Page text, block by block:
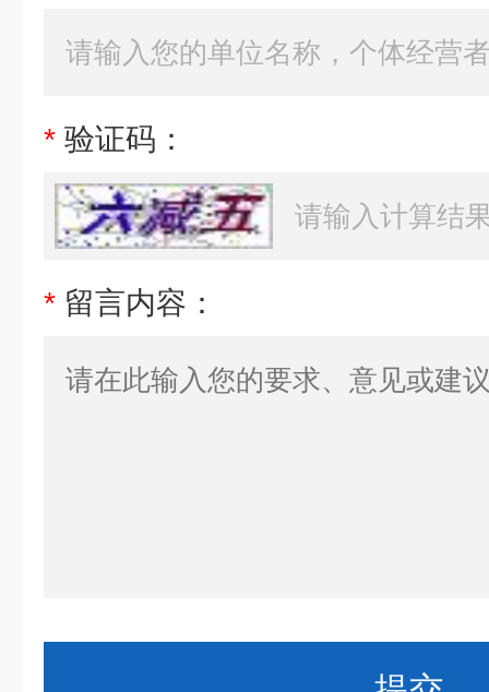
* 验证码：
* 留言内容：